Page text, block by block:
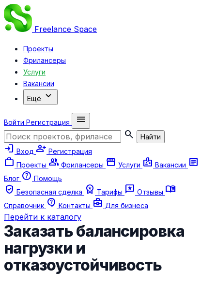
Freelance Space
Проекты
Фрилансеры
Услуги
Вакансии
Ещё expand_more
Войти Регистрация
menu
search
Найти
login Вход person_add Регистрация
work Проекты group Фрилансеры storefront Услуги badge Вакансии article
Блог help Помощь
verified_user Безопасная сделка workspace_premium Тарифы reviews Отзывы menu_book
Справочник contact_support Контакты business_center Для бизнеса
Перейти к каталогу
Заказать балансировка
нагрузки и
отказоустойчивость